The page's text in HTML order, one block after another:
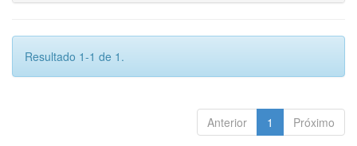
Resultado 1-1 de 1.
Anterior 1 Próximo